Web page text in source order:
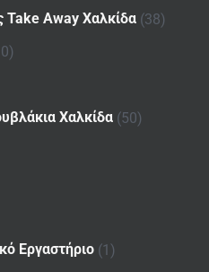
Take Away Χαλκίδα (38)
Χαλκίδα (50)
Εργαστήριο (1)